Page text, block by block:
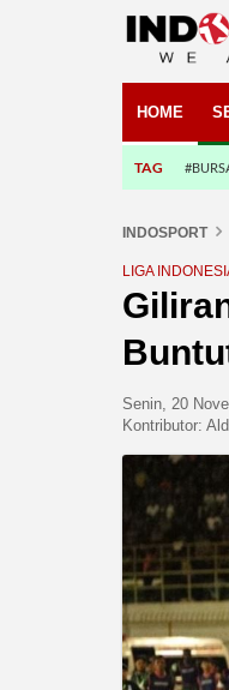
HOME
TAG
INDOSPORT
LIGA
Senin, 20
Kontributor: